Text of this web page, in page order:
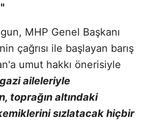
MHP Genel Başkanı
çağrısı ile başlayan barış
umut hakkı önerisiyle
aileleriyle
toprağın altındaki
sızlatacak hiçbir